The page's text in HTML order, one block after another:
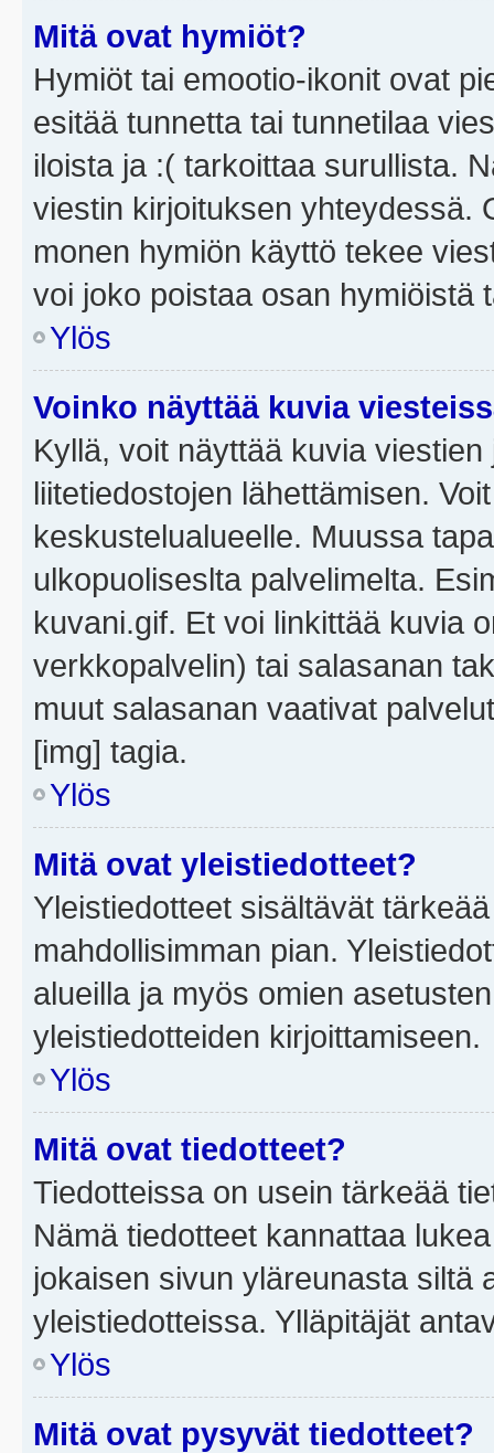
Mitä ovat hymiöt?
Hymiöt tai emootio-ikonit ovat
esitää tunnetta tai tunnetilaa
iloista ja :( tarkoittaa surullista.
viestin kirjoituksen yhteydessä.
monen hymiön käyttö tekee
voi joko poistaa osan hymiöistä
Ylös
Voinko näyttää kuvia
Kyllä, voit näyttää kuvia
liitetiedostojen lähettämisen.
keskustelualueelle. Muussa
ulkopuoliseslta palvelimelta.
kuvani.gif. Et voi linkittää kuvia
verkkopalvelin) tai salasanan
muut salasanan vaativat
[img] tagia.
Ylös
Mitä ovat yleistiedotteet?
Yleistiedotteet sisältävät
mahdollisimman pian.
alueilla ja myös omien
yleistiedotteiden kirjoittamiseen.
Ylös
Mitä ovat tiedotteet?
Tiedotteissa on usein tärkeää
Nämä tiedotteet kannattaa
jokaisen sivun yläreunasta siltä
yleistiedotteissa. Ylläpitäjät
Ylös
Mitä ovat pysyvät tiedotteet?